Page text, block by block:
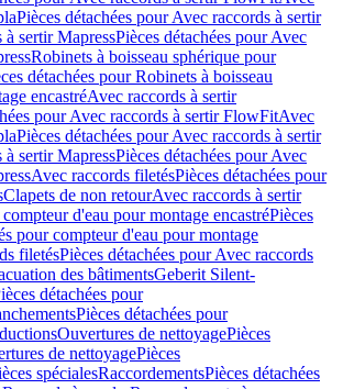
Pièces détachées pour Avec raccords à sertir
à sertir MapressPièces détachées pour Avec
Robinets à boisseau sphérique pour
détachées pour Robinets à boisseau
encastréAvec raccords à sertir
pour Avec raccords à sertir FlowFitAvec
Pièces détachées pour Avec raccords à sertir
à sertir MapressPièces détachées pour Avec
Avec raccords filetésPièces détachées pour
Clapets de non retourAvec raccords à sertir
d'eau pour montage encastréPièces
pour compteur d'eau pour montage
filetésPièces détachées pour Avec raccords
des bâtimentsGeberit Silent-
détachées pour
Pièces détachées pour
Ouvertures de nettoyagePièces
de nettoyagePièces
spécialesRaccordementsPièces détachées